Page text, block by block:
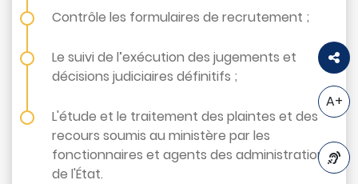
Contrôle les formulaires de recrutement ;
Le suivi de l’exécution des jugements et
décisions judiciaires définitifs ;
L'étude et le traitement des plaintes et des
recours soumis au ministère par les
fonctionnaires et agents des administrations
de l'État.
A+